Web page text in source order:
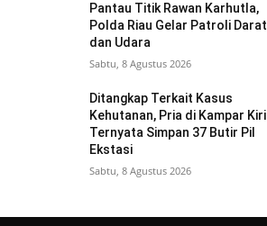
Pantau Titik Rawan Karhutla,
Polda Riau Gelar Patroli Darat
dan Udara
Sabtu, 8 Agustus 2026
Ditangkap Terkait Kasus
Kehutanan, Pria di Kampar Kiri
Ternyata Simpan 37 Butir Pil
Ekstasi
Sabtu, 8 Agustus 2026